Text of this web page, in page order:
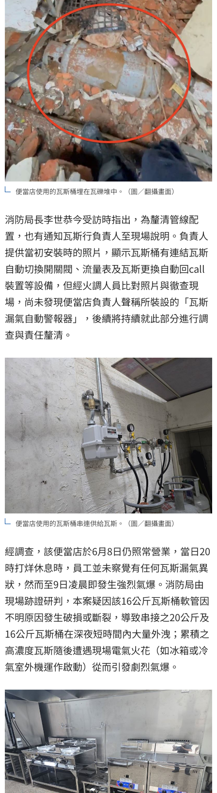
便當店使用的瓦斯桶埋在瓦礫堆中。（圖／翻攝畫面）
消防局長李世恭今受訪時指出，為釐清管線配
置，也有通知瓦斯行負責人至現場說明。負責人
提供當初安裝時的照片，顯示瓦斯桶有連結瓦斯
自動切換開關閥、流量表及瓦斯更換自動回call
裝置等設備，但經火調人員比對照片與徹查現
場，尚未發現便當店負責人聲稱所裝設的「瓦斯
漏氣自動警報器」，後續將持續就此部分進行調
查與責任釐清。
便當店使用的瓦斯桶串連供給瓦斯。（圖／翻攝畫面）
經調查，該便當店於6月8日仍照常營業，當日20
時打烊休息時，員工並未察覺有任何瓦斯漏氣異
狀，然而至9日凌晨即發生強烈氣爆。消防局由
現場跡證研判，本案疑因該16公斤瓦斯桶軟管因
不明原因發生破損或斷裂，導致串接之20公斤及
16公斤瓦斯桶在深夜短時間內大量外洩；累積之
高濃度瓦斯隨後遭遇現場電氣火花（如冰箱或冷
氣室外機運作啟動）從而引發劇烈氣爆。